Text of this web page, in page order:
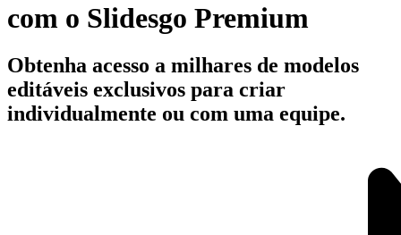
com o Slidesgo Premium
Obtenha acesso a milhares de modelos
editáveis exclusivos para criar
individualmente ou com uma equipe.